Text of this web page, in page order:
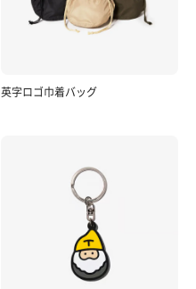
英字ロゴ巾着バッグ